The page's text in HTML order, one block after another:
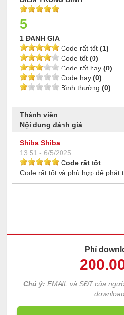
5
1 ĐÁNH GIÁ
Code rất tốt (1)
Code tốt (0)
Code rất hay (0)
Code hay (0)
Bình thường (0)
Thành viên
Nội dung đánh giá
Shiba Shiba
13:51 - 6/5/2025
Code rất tốt
Code rất tốt và phù hợp để phát
Phí
200
Chú ý: EMAIL và SĐT của
download.